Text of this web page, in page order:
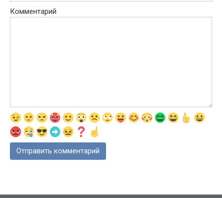
Комментарий